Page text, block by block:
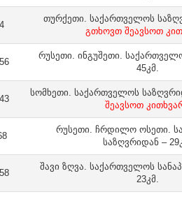
თურქეთი. საქართველოს
გთხოვთ შეავსოთ
რუსეთი. ინგუშეთი.
45კმ.
სომხეთი. საქართველოს
შეავსოთ
რუსეთი. ჩრდილო ოსეთი.
საზღვრიდან –
შავი ზღვა. საქართველოს
23კმ.